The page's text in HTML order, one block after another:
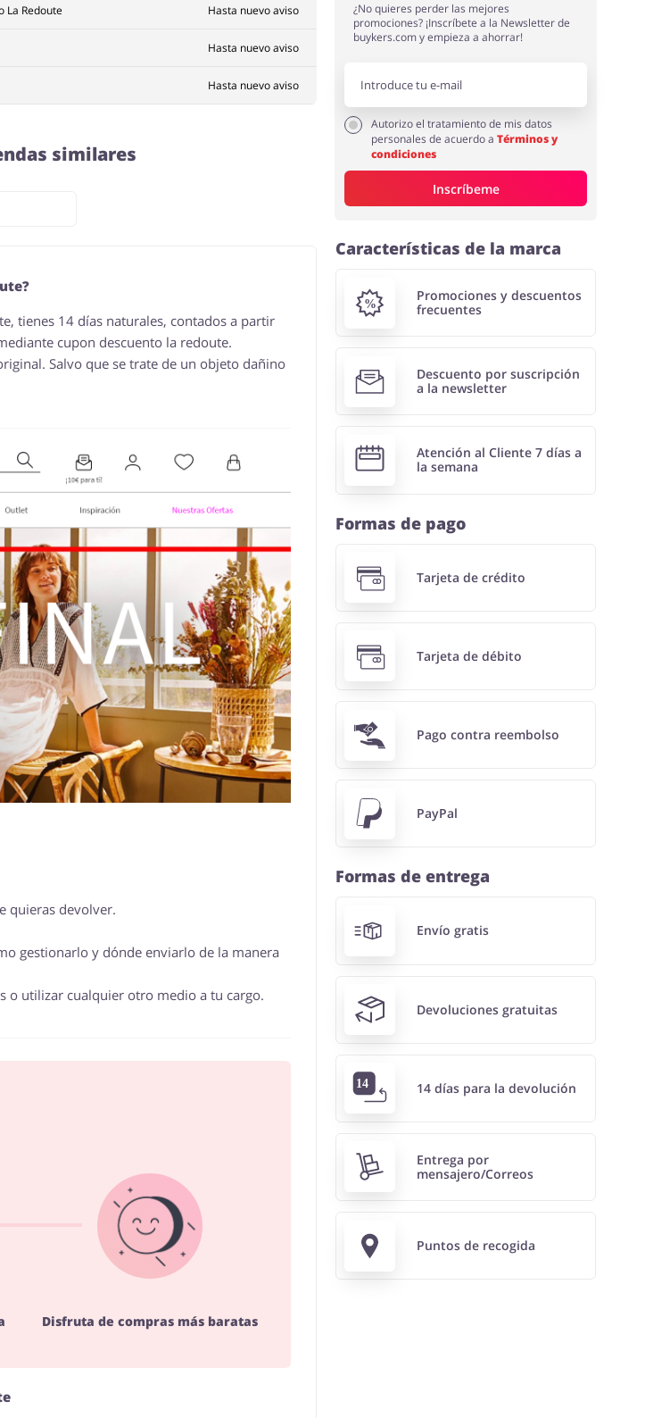
La Redoute Hasta nuevo aviso
Hasta nuevo aviso
Hasta nuevo aviso
similares
tienes 14 días naturales, contados a partir
cupon descuento la redoute.
Salvo que se trate de un objeto dañino
quieras devolver.
gestionarlo y dónde enviarlo de la manera
o utilizar cualquier otro medio a tu cargo.
Disfruta de compras más baratas
¿No quieres perder las mejores
promociones? ¡Inscríbete a la Newsletter de
buykers.com y empieza a ahorrar!
Autorizo el tratamiento de mis datos
personales de acuerdo aTérminos y
condiciones
Inscríbeme
Características de la marca
Promociones y descuentos
frecuentes
Descuento por suscripción
a la newsletter
Atención al Cliente 7 días a
la semana
Formas de pago
Tarjeta de crédito
Tarjeta de débito
Pago contra reembolso
PayPal
Formas de entrega
Envío gratis
Devoluciones gratuitas
14 días para la devolución
Entrega por
mensajero/Correos
Puntos de recogida